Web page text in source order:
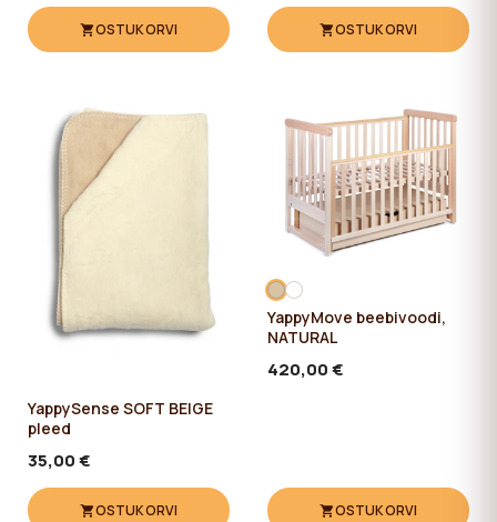
OSTUKORVI OSTUKORVI
YappySense SOFT BEIGE
pleed
35,00 €
OSTUKORVI
YappyMove beebivoodi,
NATURAL
420,00 €
OSTUKORVI